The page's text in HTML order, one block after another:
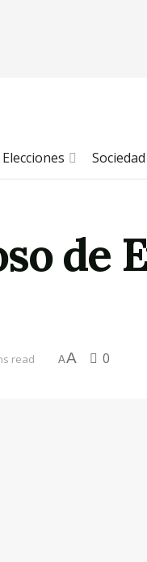
Elecciones
de
read AA 0